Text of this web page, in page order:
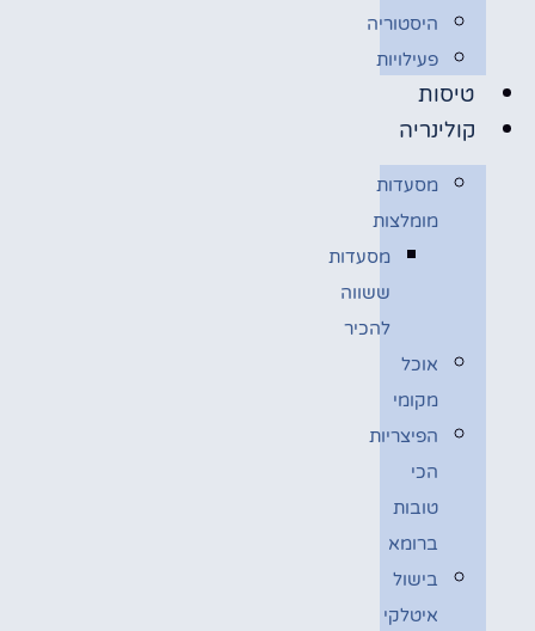
היסטוריה
פעילויות
טיסות
קולינריה
מסעדות
מומלצות
מסעדות
ששווה
להכיר
אוכל
מקומי
הפיצריות
הכי
טובות
ברומא
בישול
איטלקי